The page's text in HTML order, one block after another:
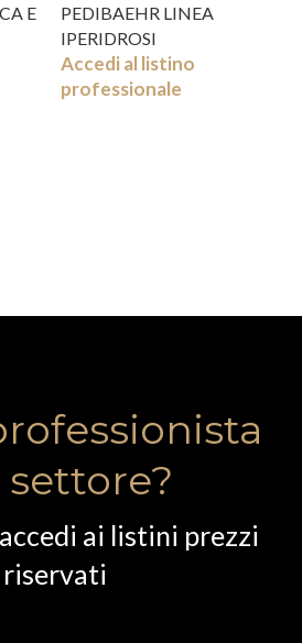
E
PEDIBAEHR LINEA
IPERIDROSI
Accedi al listino
professionale
settore?
ai listini prezzi
riservati